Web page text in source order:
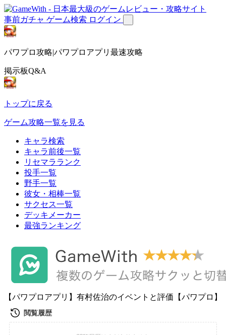
事前ガチャ ゲーム検索 ログイン
パワプロ攻略|パワプロアプリ最速攻略
掲示板Q&A
トップに戻る
ゲーム攻略一覧を見る
キャラ検索
キャラ前後一覧
リセマラランク
投手一覧
野手一覧
彼女・相棒一覧
サクセス一覧
デッキメーカー
最強ランキング
【パワプロアプリ】有村佐治のイベントと評価【パワプロ】